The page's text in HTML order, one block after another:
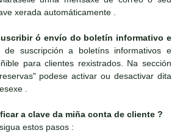
xerada automáticamente .
ó envío do boletín informativo e
de suscripción a boletíns informativos e
para clientes rexistrados. Na sección
podese activar ou desactivar dita
.
a clave da miña conta de cliente ?
estos pasos :